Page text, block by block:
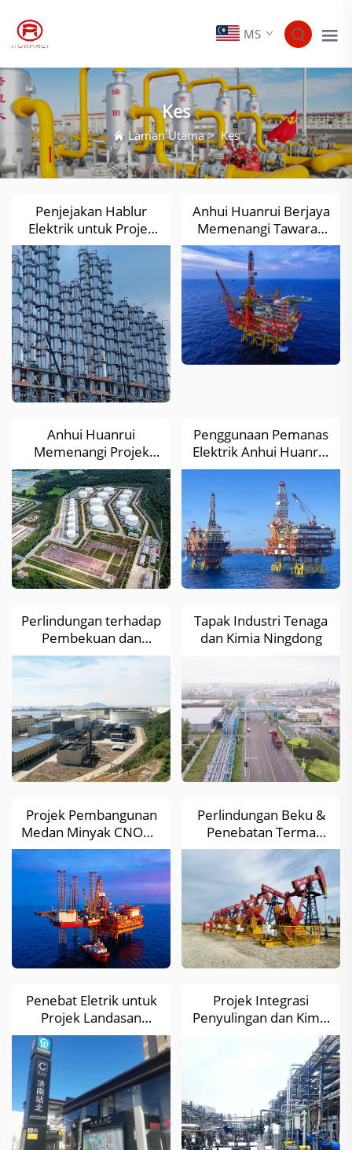
MS
Kes
Laman Utama> Kes
Penjejakan Hablur
Elektrik untuk Projek
Silikon Berkualiti Tinggi
Yunnan Tongwei High-
Purity Silicon Co., Ltd.
Anhui Huanrui Berjaya
Memenangi Tawaran
Projek Pelacakan
Habas Elektrik CNOOC
Anhui Huanrui
Memenangi Projek
Jejarian Pemanasan
Elektrik Berkuasa
Malar Wanhua
Chemical
Penggunaan Pemanas
Elektrik Anhui Huanrui
di Platform
Pengeboran dan
Pengeluaran Huizhou
25-8B
Perlindungan terhadap
Pembekuan dan
Penebatan Termal
untuk Paip, Tangki &
Peralatan – Fasa II
Stesen Penyimpanan
dan Pemindahan
Minyak Huangzeshan
Tapak Industri Tenaga
dan Kimia Ningdong
Projek Pembangunan
Medan Minyak CNOOC
Kenli 10-2
Perlindungan Beku &
Penebatan Terma
untuk Paip, Tangki
Simpanan dan
Peralatan di Ladang
Minyak Jilin
Penebat Eletrik untuk
Projek Landasan
Transit Jinan R2
Projek Integrasi
Penyulingan dan Kimia
Pulau Yulong (Fasa I)